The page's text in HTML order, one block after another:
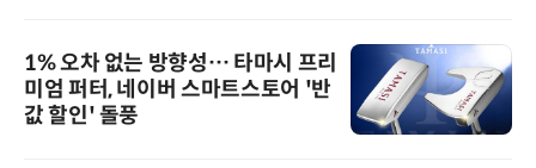
1% 오차 없는 방향성… 타마시 프리
미엄 퍼터, 네이버 스마트스토어 '반
값 할인' 돌풍